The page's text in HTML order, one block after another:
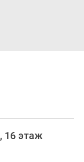
, 16 этаж